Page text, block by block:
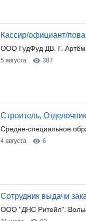
Кассир/официант/
ООО ГудФуд ДВ. Г. Артём,
5 августа 387
Строитель,
Средне-специальное
4 августа 6
Сотрудник выдачи
ООО "ДНС Ритейл".